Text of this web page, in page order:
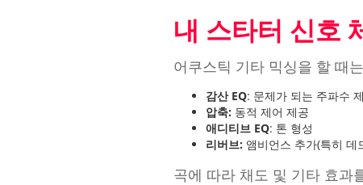
내 스타터 신호
어쿠스틱 기타 믹싱을 할 때
감산 EQ: 문제가 되는 주파수
압축: 동적 제어 제공
애디티브 EQ: 톤 형성
리버브: 앰비언스 추가(특히 데
곡에 따라 채도 및 기타 효과